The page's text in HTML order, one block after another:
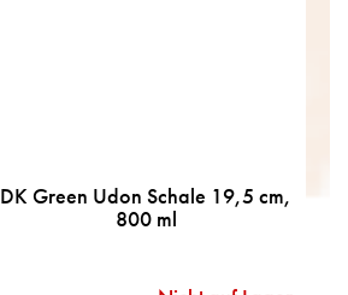
DK Green Udon Schale 19,5 cm,
800 ml